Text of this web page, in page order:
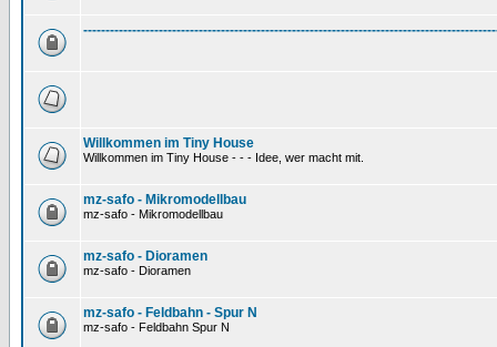
Willkommen im Tiny House
Willkommen im Tiny House - - - Idee, wer macht mit.
mz-safo - Mikromodellbau
mz-safo - Mikromodellbau
mz-safo - Dioramen
mz-safo - Dioramen
mz-safo - Feldbahn - Spur N
mz-safo - Feldbahn Spur N